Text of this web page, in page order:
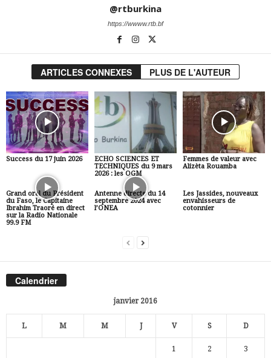
@rtburkina
https://wwww.rtb.bf
ARTICLES CONNEXES PLUS DE L'AUTEUR
Success du 17 juin 2026
ECHO SCIENCES ET
TECHNIQUES du 9 mars
2026 : les OGM
Femmes de valeur avec
Alizèta Rouamba
Grand oral du Président
du Faso, le Capitaine
Ibrahim Traoré en direct
sur la Radio Nationale
99.9 FM
Antenne directe du 14
septembre 2024 avec
l’ONEA
Les Jassides, nouveaux
envahisseurs de
cotonnier
Calendrier
janvier 2016
L M M J V S D
1 2 3